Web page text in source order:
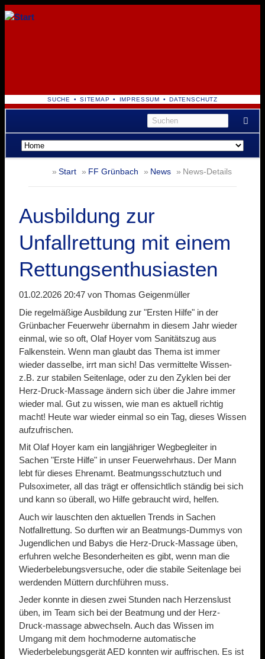
NAVIGATION
ÜBERSPRINGEN
SUCHE SITEMAP IMPRESSUM DATENSCHUTZ
Navigation
überspringen
Start FF Grünbach News News-Details
Ausbildung zur
Unfallrettung mit einem
Rettungsenthusiasten
01.02.2026 20:47 von Thomas Geigenmüller
Die regelmäßige Ausbildung zur "Ersten Hilfe" in der
Grünbacher Feuerwehr übernahm in diesem Jahr wieder
einmal, wie so oft, Olaf Hoyer vom Sanitätszug aus
Falkenstein. Wenn man glaubt das Thema ist immer
wieder dasselbe, irrt man sich! Das vermittelte Wissen-
z.B. zur stabilen Seitenlage, oder zu den Zyklen bei der
Herz-Druck-Massage ändern sich über die Jahre immer
wieder mal. Gut zu wissen, wie man es aktuell richtig
macht! Heute war wieder einmal so ein Tag, dieses Wissen
aufzufrischen.
Mit Olaf Hoyer kam ein langjähriger Wegbegleiter in
Sachen "Erste Hilfe" in unser Feuerwehrhaus. Der Mann
lebt für dieses Ehrenamt. Beatmungsschutztuch und
Pulsoximeter, all das trägt er offensichtlich ständig bei sich
und kann so überall, wo Hilfe gebraucht wird, helfen.
Auch wir lauschten den aktuellen Trends in Sachen
Notfallrettung. So durften wir an Beatmungs-Dummys von
Jugendlichen und Babys die Herz-Druck-Massage üben,
erfuhren welche Besonderheiten es gibt, wenn man die
Wiederbelebungsversuche, oder die stabile Seitenlage bei
werdenden Müttern durchführen muss.
Jeder konnte in diesen zwei Stunden nach Herzenslust
üben, im Team sich bei der Beatmung und der Herz-
Druck-massage abwechseln. Auch das Wissen im
Umgang mit dem hochmoderne automatische
Wiederbelebungsgerät AED konnten wir auffrischen. Es ist